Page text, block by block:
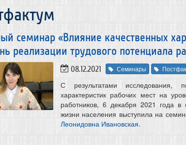
семинар «Влияние качественных
реализации трудового потенциала
08.12.2021 Семинары
С результатами исследования,
характеристик рабочих мест на
работников, 6 декабря 2021 года в
жизни населения выступила на
Леонидовна Ивановская.